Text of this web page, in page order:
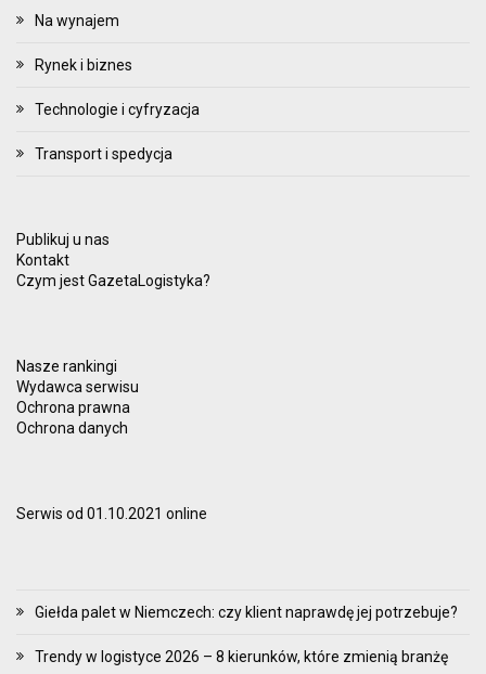
Na wynajem
Rynek i biznes
Technologie i cyfryzacja
Transport i spedycja
Publikuj u nas
Kontakt
Czym jest GazetaLogistyka?
Nasze rankingi
Wydawca serwisu
Ochrona prawna
Ochrona danych
Serwis od 01.10.2021 online
Giełda palet w Niemczech: czy klient naprawdę jej potrzebuje?
Trendy w logistyce 2026 – 8 kierunków, które zmienią branżę